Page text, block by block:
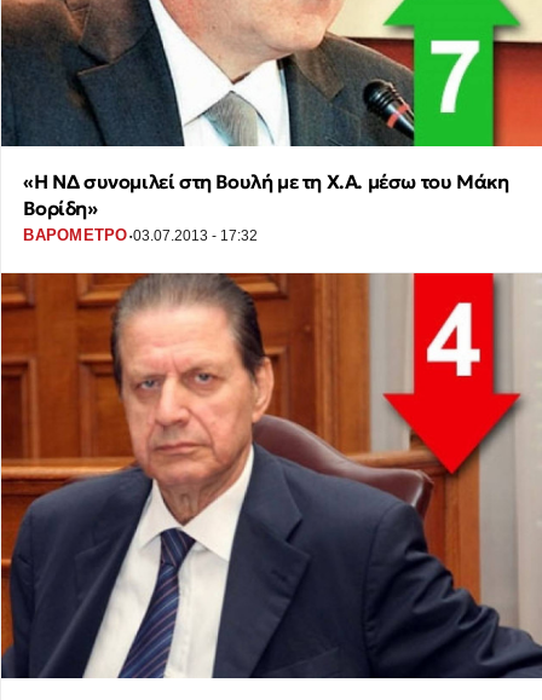
«Η ΝΔ συνομιλεί στη Βουλή με τη Χ.Α. μέσω του Μάκη
Βορίδη»
ΒΑΡΟΜΕΤΡΟ·03.07.2013 - 17:32